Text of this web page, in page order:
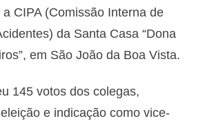
CIPA (Comissão Interna de
da Santa Casa “Dona
em São João da Boa Vista.
145 votos dos colegas,
e indicação como vice-